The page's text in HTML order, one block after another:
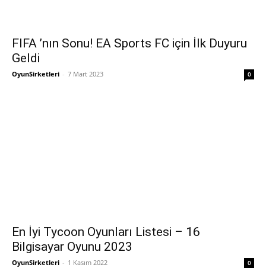
FIFA ’nın Sonu! EA Sports FC için İlk Duyuru
Geldi
OyunSirketleri - 7 Mart 2023 0
En İyi Tycoon Oyunları Listesi – 16
Bilgisayar Oyunu 2023
OyunSirketleri - 1 Kasım 2022 0